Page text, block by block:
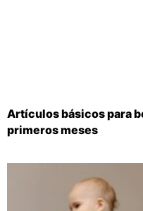
Artículos básicos para
primeros meses